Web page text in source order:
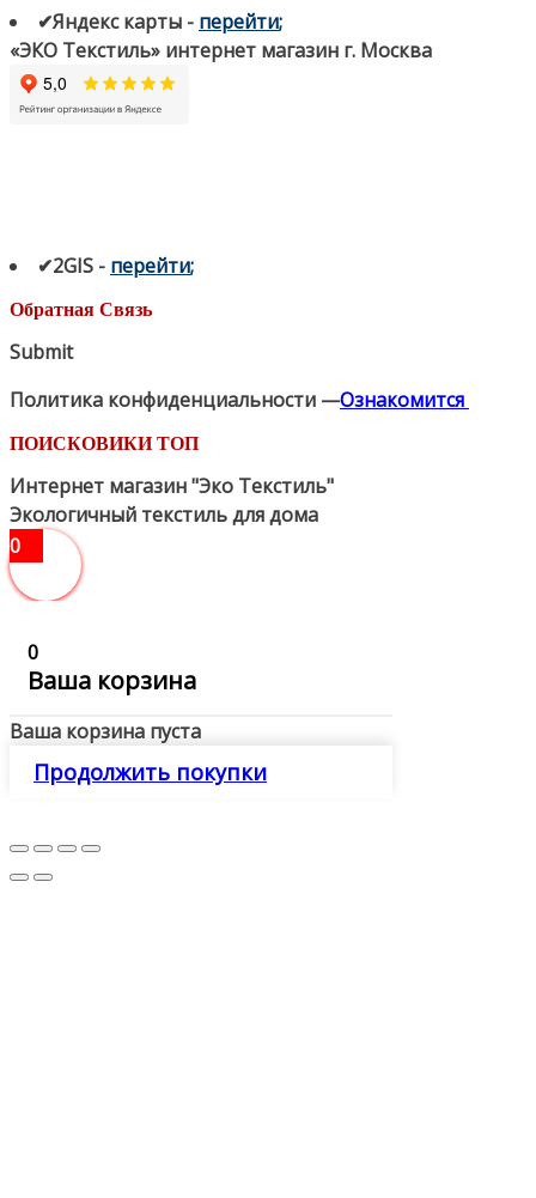
✔Яндекс карты - перейти;
«ЭКО Текстиль» интернет магазин г. Москва
✔2GIS - перейти;
Обратная Связь
Submit
Политика конфиденциальности —Ознакомится
ПОИСКОВИКИ ТОП
Интернет магазин "Эко Текстиль"
Экологичный текстиль для дома
0
0
Ваша корзина
Ваша корзина пуста
Продолжить покупки